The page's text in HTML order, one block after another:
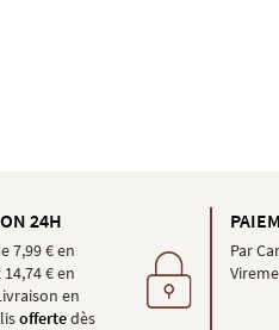
24H
7,99 € en
€ en
en
offertedès
Par